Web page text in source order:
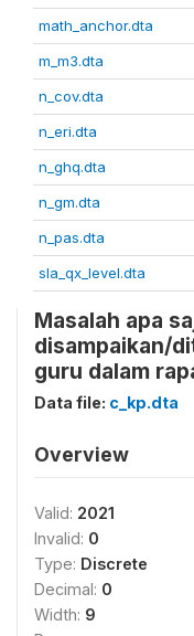
math_anchor.dta
m_m3.dta
n_cov.dta
n_eri.dta
n_ghq.dta
n_gm.dta
n_pas.dta
sla_qx_level.dta
Masalah apa
disampaikan/
guru dalam
Data file: c_kp.dta
Overview
Valid: 2021
Invalid: 0
Type: Discrete
Decimal: 0
Width: 9